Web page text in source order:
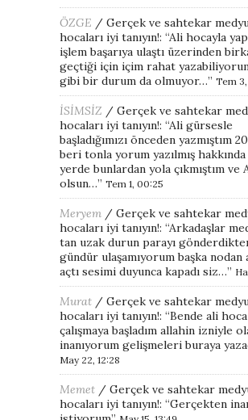
ÖZGE / Gerçek ve sahtekar
hocaları iyi tanıyın!: “Ali hocayla
işlem başarıya ulaştı üzerinden
geçtiği için içim rahat
gibi bir durum da olmuyor…” Tem 3,
İSİMSİZ / Gerçek ve sahtekar
hocaları iyi tanıyın!: “Ali gürsesle
başladığımızı önceden yazmıştım
beri tonla yorum yazılmış
yerde bunlardan yola çıkmıştım ve
olsun…” Tem 1, 00:25
Meryem / Gerçek ve sahtekar
hocaları iyi tanıyın!: “Arkadaşlar
tan uzak durun parayı
gündür ulaşamıyorum başka nodan
açtı sesimi duyunca kapadı siz…”
Murat / Gerçek ve sahtekar
hocaları iyi tanıyın!: “Bende ali
çalışmaya başladım allahin izniyle
inanıyorum gelişmeleri buraya
May 22, 12:28
Memet / Gerçek ve sahtekar
hocaları iyi tanıyın!: “Gerçekten